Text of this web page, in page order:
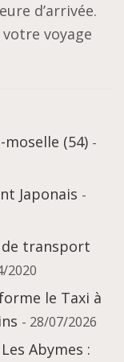
d’arrivée.
voyage
(54) -
Japonais -
de transport
2020
le Taxi à
- 28/07/2026
Abymes :